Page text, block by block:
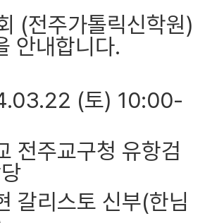
(전주가톨릭신학원)
안내합니다.
(토) 10:00-
전주교구청 유항검
갈리스토 신부(한님